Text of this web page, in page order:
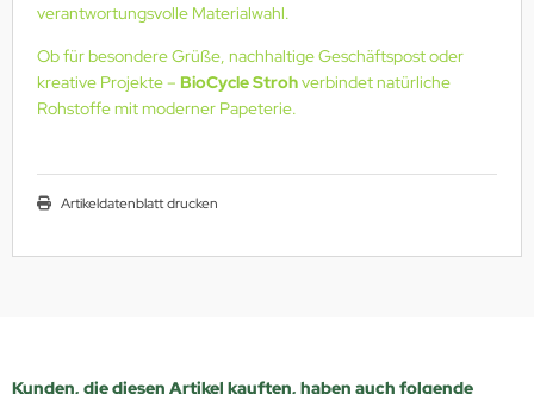
verantwortungsvolle Materialwahl.
Ob für besondere Grüße, nachhaltige Geschäftspost oder
kreative Projekte – BioCycle Strohverbindet natürliche
Rohstoffe mit moderner Papeterie.
Artikeldatenblatt drucken
Kunden, die diesen Artikel kauften, haben auch folgende